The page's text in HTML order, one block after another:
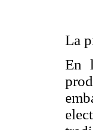
La
En